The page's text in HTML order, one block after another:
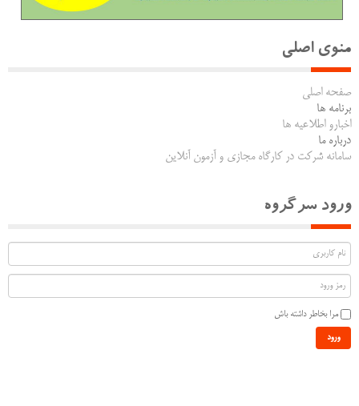
منوی اصلی
صفحه اصلی
برنامه ها
اخبارو اطلاعیه ها
درباره ما
سامانه شرکت در کارگاه مجازی و آزمون آنلاین
ورود سرگروه
مرا بخاطر داشته باش
ورود